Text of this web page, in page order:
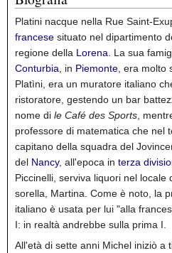
Platini nacque nella Rue Saint-
francese situato nel dipartimento
regione della Lorena . La sua
Conturbia , in Piemonte era molto
Platìni, era un muratore italiano
ristoratore, gestendo un bar
nome di le Café des Sports ,
professore di matematica che nel
capitano della squadra del
del Nancy, all'epoca in terza
Piccinelli, serviva liquori nel locale
sorella, Martina. Come è noto, la
italiano è usata per lui "alla
I: in realtà andrebbe sulla prima I.
All'età di sette anni Michel iniziò a